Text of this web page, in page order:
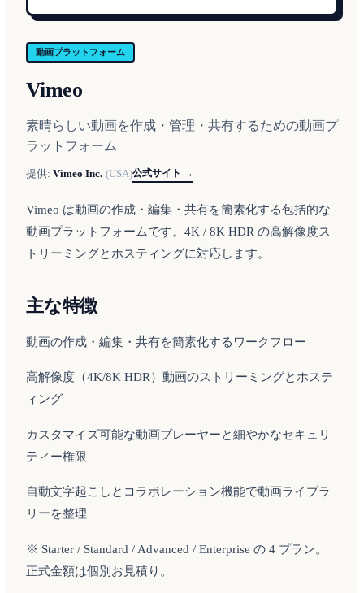
動画プラットフォーム
Vimeo
素晴らしい動画を作成・管理・共有するための動画プ
ラットフォーム
提供: Vimeo Inc. (USA)公式サイト →
Vimeo は動画の作成・編集・共有を簡素化する包括的な
動画プラットフォームです。4K / 8K HDR の高解像度ス
トリーミングとホスティングに対応します。
主な特徴
動画の作成・編集・共有を簡素化するワークフロー
高解像度（4K/8K HDR）動画のストリーミングとホステ
ィング
カスタマイズ可能な動画プレーヤーと細やかなセキュリ
ティー権限
自動文字起こしとコラボレーション機能で動画ライブラ
リーを整理
※ Starter / Standard / Advanced / Enterprise の 4 プラン。
正式金額は個別お見積り。